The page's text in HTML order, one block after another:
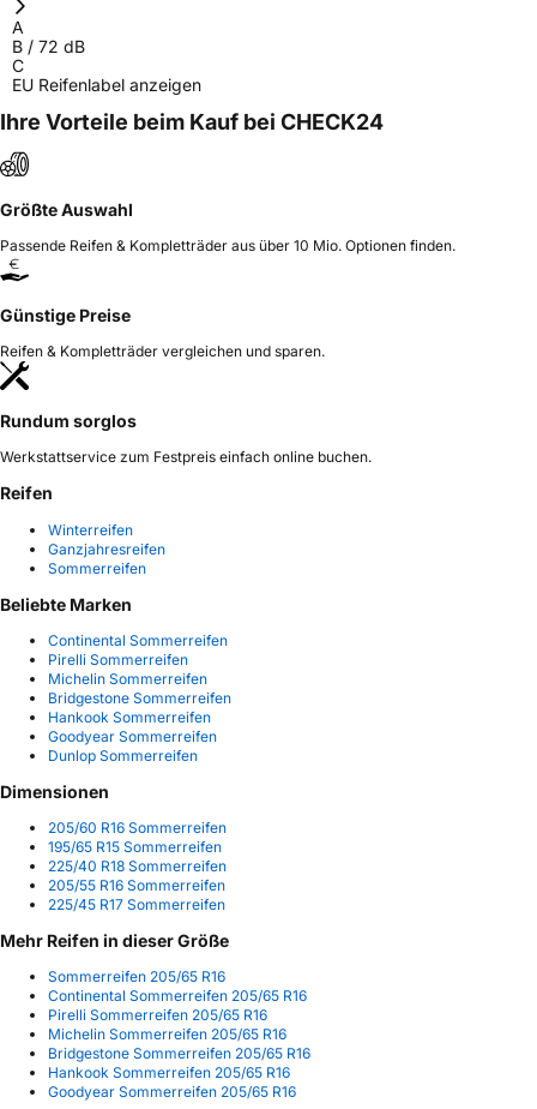
A
B / 72 dB
C
EU Reifenlabel anzeigen
Ihre Vorteile beim Kauf bei CHECK24
Größte Auswahl
Passende Reifen & Kompletträder aus über 10 Mio. Optionen finden.
Günstige Preise
Reifen & Kompletträder vergleichen und sparen.
Rundum sorglos
Werkstattservice zum Festpreis einfach online buchen.
Reifen
Winterreifen
Ganzjahresreifen
Sommerreifen
Beliebte Marken
Continental Sommerreifen
Pirelli Sommerreifen
Michelin Sommerreifen
Bridgestone Sommerreifen
Hankook Sommerreifen
Goodyear Sommerreifen
Dunlop Sommerreifen
Dimensionen
205/60 R16 Sommerreifen
195/65 R15 Sommerreifen
225/40 R18 Sommerreifen
205/55 R16 Sommerreifen
225/45 R17 Sommerreifen
Mehr Reifen in dieser Größe
Sommerreifen 205/65 R16
Continental Sommerreifen 205/65 R16
Pirelli Sommerreifen 205/65 R16
Michelin Sommerreifen 205/65 R16
Bridgestone Sommerreifen 205/65 R16
Hankook Sommerreifen 205/65 R16
Goodyear Sommerreifen 205/65 R16